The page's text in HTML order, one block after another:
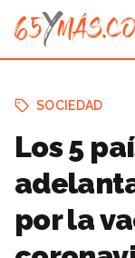
SOCIEDAD
Los 5
por la